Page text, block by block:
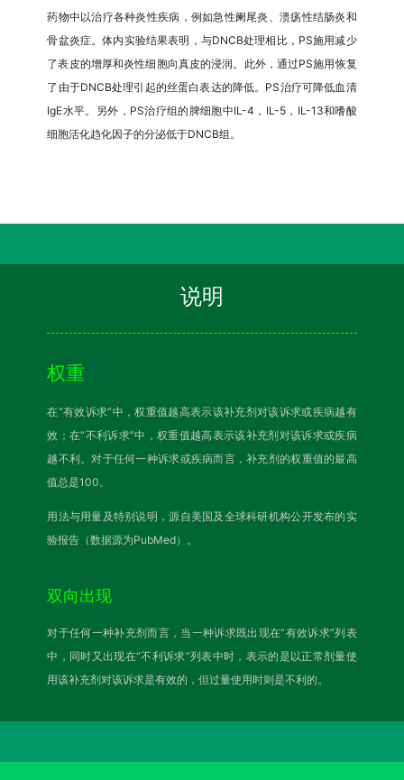
药物中以治疗各种炎性疾病，例如急性阑尾炎、溃疡性结肠炎和
骨盆炎症。体内实验结果表明，与DNCB处理相比，PS施用减少
了表皮的增厚和炎性细胞向真皮的浸润。此外，通过PS施用恢复
了由于DNCB处理引起的丝蛋白表达的降低。PS治疗可降低血清
IgE水平。另外，PS治疗组的脾细胞中IL-4，IL-5，IL-13和嗜酸
细胞活化趋化因子的分泌低于DNCB组。
说明
权重
在“有效诉求”中，权重值越高表示该补充剂对该诉求或疾病越有
效；在“不利诉求”中，权重值越高表示该补充剂对该诉求或疾病
越不利。对于任何一种诉求或疾病而言，补充剂的权重值的最高
值总是100。
用法与用量及特别说明，源自美国及全球科研机构公开发布的实
验报告（数据源为PubMed）。
双向出现
对于任何一种补充剂而言，当一种诉求既出现在“有效诉求”列表
中，同时又出现在“不利诉求”列表中时，表示的是以正常剂量使
用该补充剂对该诉求是有效的，但过量使用时则是不利的。